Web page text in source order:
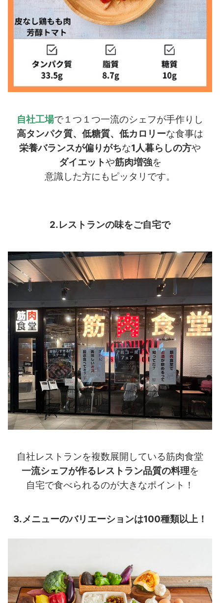
自社工場で１つ１つ一流のシェフが手作りし
高タンパク質、低糖質、低カロリーな食事は
栄養バランスが偏りがちな1人暮らしの方や
ダイエットや筋肉増強を
意識した方にもピッタリです。
2.レストランの味をご自宅で
自社レストランを複数展開している筋肉食堂
一流シェフが作るレストラン品質の料理を
自宅で食べられるのが大きなポイント！
3.メニューのバリエーションは100種類以上！